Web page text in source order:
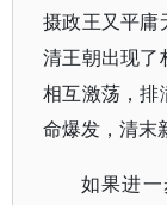
摄政王又平庸
清王朝出现了
相互激荡，排
命爆发，清末
如果进